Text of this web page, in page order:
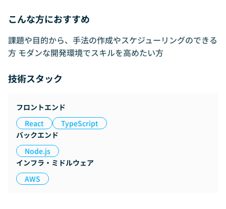
こんな方におすすめ
課題や目的から、手法の作成やスケジューリングのできる
方 モダンな開発環境でスキルを高めたい方
技術スタック
フロントエンド
React
TypeScript
バックエンド
Node.js
インフラ・ミドルウェア
AWS